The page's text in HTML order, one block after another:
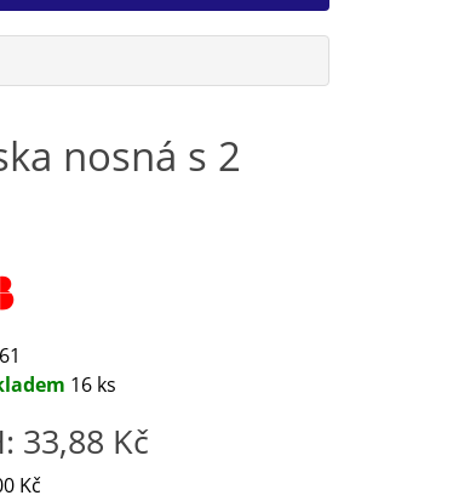
nosná s 2
16 ks
33,88 Kč
Kč